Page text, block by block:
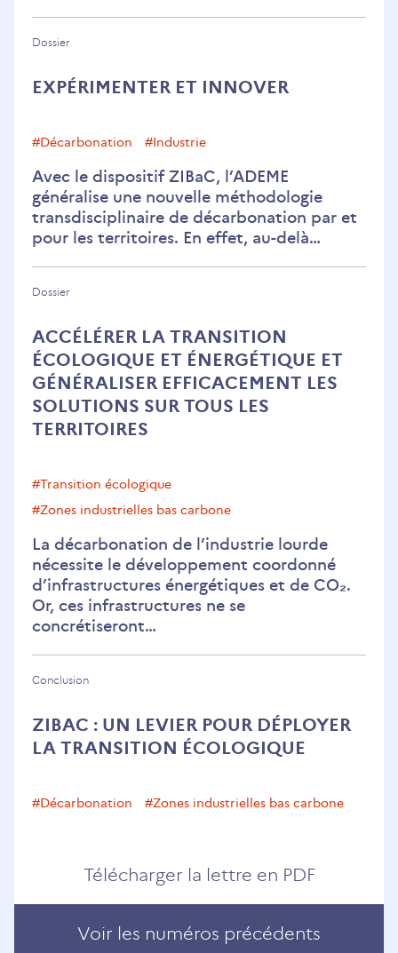
EXPÉRIMENTER ET INNOVER
Dossier
#décarbonation #Industrie
Avec le dispositif ZIBaC, l’ADEME
généralise une nouvelle méthodologie
transdisciplinaire de décarbonation par et
pour les territoires. En effet, au-delà…
ACCÉLÉRER LA TRANSITION
ÉCOLOGIQUE ET ÉNERGÉTIQUE ET
GÉNÉRALISER EFFICACEMENT LES
SOLUTIONS SUR TOUS LES
TERRITOIRES
Dossier
#transition écologique
#Zones industrielles bas carbone
La décarbonation de l’industrie lourde
nécessite le développement coordonné
d’infrastructures énergétiques et de CO₂.
Or, ces infrastructures ne se
concrétiseront…
ZIBAC : UN LEVIER POUR DÉPLOYER
LA TRANSITION ÉCOLOGIQUE
Conclusion
#décarbonation #Zones industrielles bas carbone
Télécharger la lettre en PDF
Voir les numéros précédents